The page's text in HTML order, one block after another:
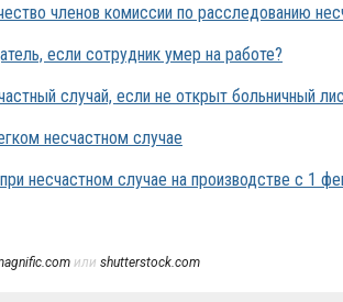
членов комиссии по расследованию
если сотрудник умер на работе?
случай, если не открыт больничный
несчастном случае
несчастном случае на производстве с 1
или shutterstock.com